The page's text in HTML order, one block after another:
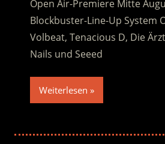
Open Air-Premiere Mitte
Blockbuster-Line-Up System
Volbeat, Tenacious D, Die
Nails und Seeed
Weiterlesen